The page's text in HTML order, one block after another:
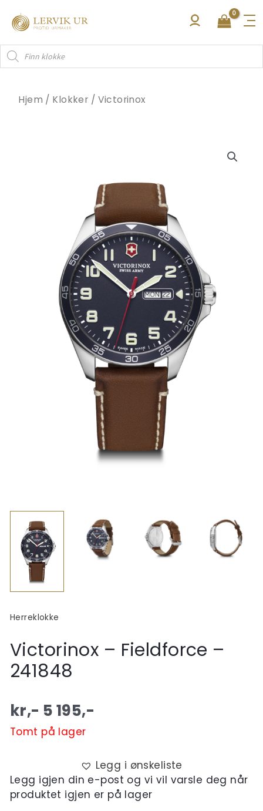
rett
innholdet
Products
search
Hjem / Klokker / Victorinox
Herreklokke
Victorinox – Fieldforce –
241848
kr,- 5 195,-
Tomt på lager
Legg i ønskeliste
Legg igjen din e-post og vi vil varsle deg når
produktet igjen er på lager